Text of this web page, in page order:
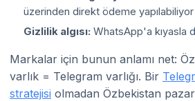
üzerinden direkt ödeme yapılabiliyor
Gizlilik algısı: WhatsApp'a kıyasla
Markalar için bunun anlamı net:
varlık = Telegram varlığı. Bir
stratejisi olmadan Özbekistan